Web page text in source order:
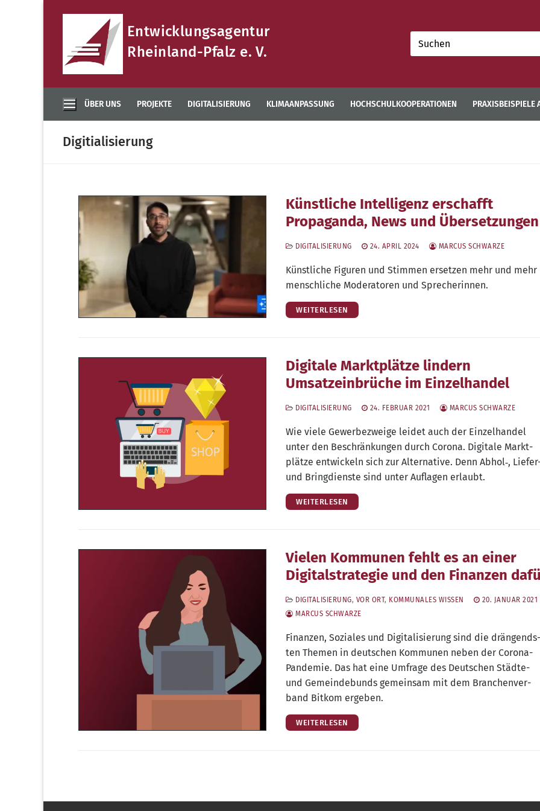
Entwicklungsagentur
Rheinland-Pfalz e. V.
Suchen
nach:
ÜBER UNS PROJEKTE DIGITALISIERUNG KLIMAANPASSUNG HOCHSCHULKOOPERATIONEN PRAXISBEISPIELE
Digitialisierung
Künstliche Intelligenz erschafft
Propaganda, News und Übersetzungen
DIGITALISIERUNG 24. APRIL 2024 MARCUS SCHWARZE
Künst­li­che Figu­ren und Stim­men erset­zen mehr und mehr
mensch­li­che Mode­ra­to­ren und Sprecherinnen.
WEITERLESEN
Digitale Marktplätze lindern
Umsatzeinbrüche im Einzelhandel
DIGITALISIERUNG 24. FEBRUAR 2021 MARCUS SCHWARZE
Wie vie­le Gewer­be­zwei­ge lei­det auch der Ein­zel­han­del
unter den Beschrän­kun­gen durch Coro­na. Digi­ta­le Markt­
plät­ze ent­wi­ckeln sich zur Alter­na­ti­ve. Denn Abhol‑,
und Bring­diens­te sind unter Auf­la­gen erlaubt.
WEITERLESEN
Vielen Kommunen fehlt es an einer
Digitalstrategie und den Finanzen
DIGITALISIERUNG, VOR ORT, KOMMUNALES WISSEN
20. JANUAR 2021
MARCUS SCHWARZE
Finan­zen, Sozia­les und Digi­ta­li­sie­rung sind die
ten The­men in deut­schen Kom­mu­nen neben der Coro­na-
Pan­de­mie. Das hat eine Umfra­ge des Deut­schen Städ­te-
und Gemein­de­bunds gemein­sam mit dem Bran­chen­ver­
band Bit­kom ergeben.
WEITERLESEN